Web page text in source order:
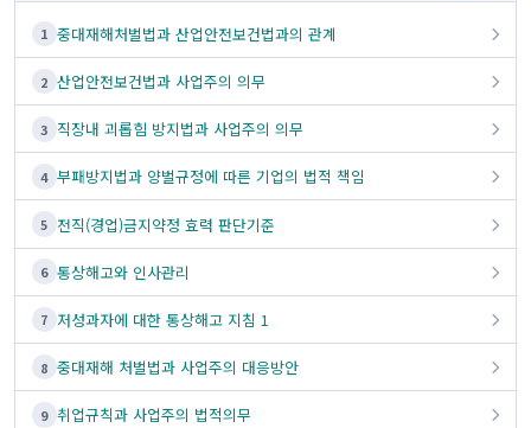
1 중대재해처벌법과 산업안전보건법과의 관계
2 산업안전보건법과 사업주의 의무
3 직장내 괴롭힘 방지법과 사업주의 의무
4 부패방지법과 양벌규정에 따른 기업의 법적 책임
5 전직(경업)금지약정 효력 판단기준
6 통상해고와 인사관리
7 저성과자에 대한 통상해고 지침 1
8 중대재해 처벌법과 사업주의 대응방안
9 취업규칙과 사업주의 법적의무